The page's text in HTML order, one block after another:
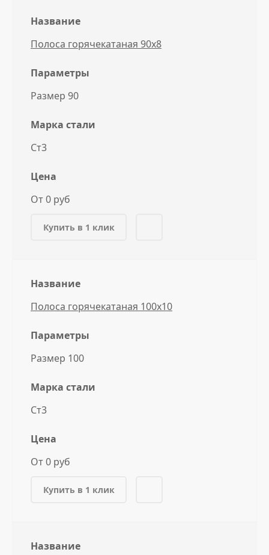
Название
Полоса горячекатаная 90x8
Параметры
Размер 90
Марка стали
Ст3
Цена
От 0 руб
Купить в 1 клик
Название
Полоса горячекатаная 100x10
Параметры
Размер 100
Марка стали
Ст3
Цена
От 0 руб
Купить в 1 клик
Название